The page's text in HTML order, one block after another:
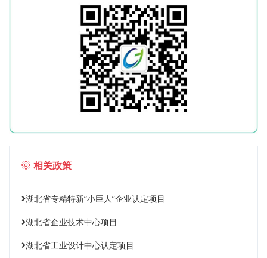
相关政策
湖北省专精特新“小巨人”企业认定项目
湖北省企业技术中心项目
湖北省工业设计中心认定项目